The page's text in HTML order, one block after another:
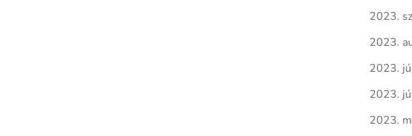
2023.
2023.
2023.
2023.
2023.